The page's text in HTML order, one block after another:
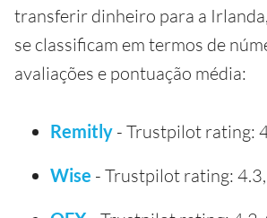
transferir dinheiro para a
se classificam em termos de
avaliações e pontuação média:
Remitly - Trustpilot rating:
Wise - Trustpilot rating: 4.3,